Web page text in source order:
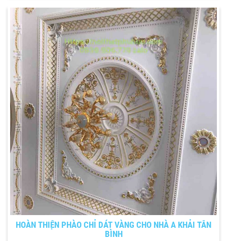
HOÀN THIỆN PHÀO CHỈ DÁT VÀNG CHO NHÀ A KHẢI TÂN
BÌNH